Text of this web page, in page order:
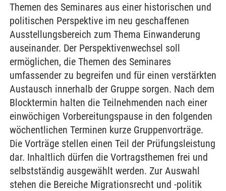
Themen des Seminares aus einer historischen und
politischen Perspektive im neu geschaffenen
Ausstellungsbereich zum Thema Einwanderung
auseinander. Der Perspektivenwechsel soll
ermöglichen, die Themen des Seminares
umfassender zu begreifen und für einen verstärkten
Austausch innerhalb der Gruppe sorgen. Nach dem
Blocktermin halten die Teilnehmenden nach einer
einwöchigen Vorbereitungspause in den folgenden
wöchentlichen Terminen kurze Gruppenvorträge.
Die Vorträge stellen einen Teil der Prüfungsleistung
dar. Inhaltlich dürfen die Vortragsthemen frei und
selbstständig ausgewählt werden. Zur Auswahl
stehen die Bereiche Migrationsrecht und -politik